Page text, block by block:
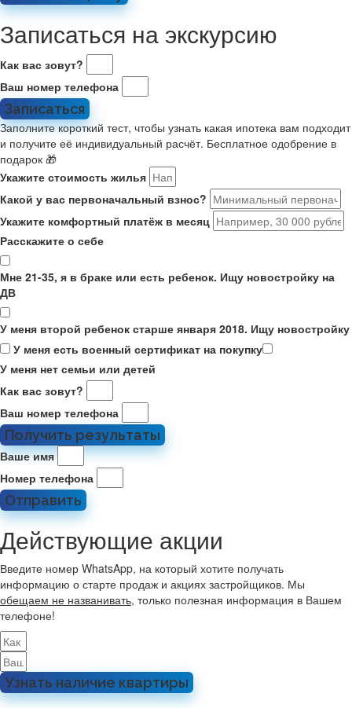
Записаться на экскурсию
Как вас зовут?
Ваш номер телефона
Записаться
Заполните короткий тест, чтобы узнать какая ипотека вам подходит
и получите её индивидуальный расчёт. Бесплатное одобрение в
подарок 🎁
Укажите стоимость жилья
Какой у вас первоначальный взнос?
Укажите комфортный платёж в месяц
Расскажите о себе
Мне 21-35, я в браке или есть ребенок. Ищу новостройку на
ДВ
У меня второй ребенок старше января 2018. Ищу новостройку
У меня есть военный сертификат на покупку
У меня нет семьи или детей
Как вас зовут?
Ваш номер телефона
Получить результаты
Ваше имя
Номер телефона
Отправить
Действующие акции
Введите номер WhatsApp, на который хотите получать
информацию о старте продаж и акциях застройщиков. Мы
обещаем не названивать, только полезная информация в Вашем
телефоне!
Узнать наличие квартиры